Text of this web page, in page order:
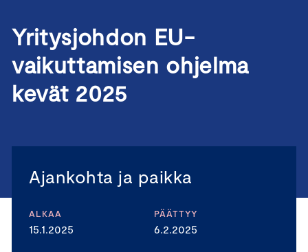
Yritysjohdon EU-
vaikuttamisen ohjelma
kevät 2025
Ajankohta ja paikka
ALKAA
15.1.2025
PÄÄTTYY
6.2.2025